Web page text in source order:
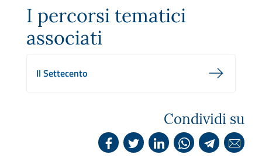
I percorsi tematici
associati
Il Settecento
Condividi su